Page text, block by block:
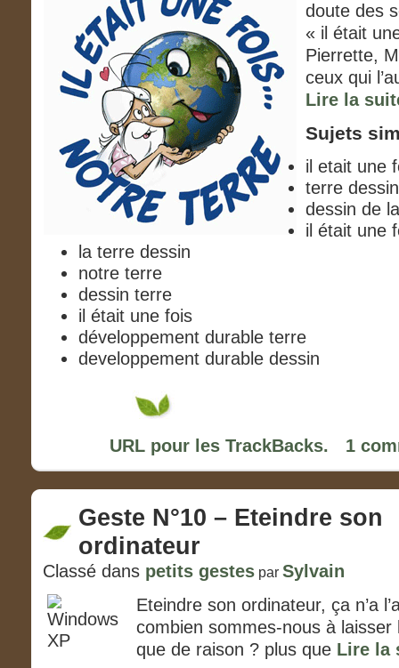
doute des
« il était
Pierrette,
ceux qui
Lire la
Sujets
il etait une
terre dessin
dessin de
il était une
la terre dessin
notre terre
dessin terre
il était une fois
développement durable terre
developpement durable dessin
URL pour les TrackBacks. 1
Geste N°10 – Eteindre son
ordinateur
Classé dans petits gestes par Sylvain
Eteindre son ordinateur, ça n’a
combien sommes-nous à laisser
que de raison ? plus que Lire la